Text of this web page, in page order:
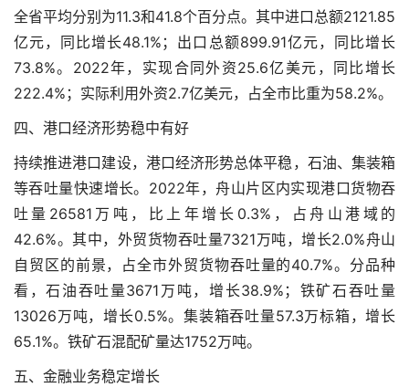
全省平均分别为11.3和41.8个百分点。其中进口总额2121.85
亿元，同比增长48.1%；出口总额899.91亿元，同比增长
73.8%。2022年，实现合同外资25.6亿美元，同比增长
222.4%；实际利用外资2.7亿美元，占全市比重为58.2%。
四、港口经济形势稳中有好
持续推进港口建设，港口经济形势总体平稳，石油、集装箱
等吞吐量快速增长。2022年，舟山片区内实现港口货物吞
吐量26581万吨，比上年增长0.3%，占舟山港域的
42.6%。其中，外贸货物吞吐量7321万吨，增长2.0%舟山
自贸区的前景，占全市外贸货物吞吐量的40.7%。分品种
看，石油吞吐量3671万吨，增长38.9%；铁矿石吞吐量
13026万吨，增长0.5%。集装箱吞吐量57.3万标箱，增长
65.1%。铁矿石混配矿量达1752万吨。
五、金融业务稳定增长